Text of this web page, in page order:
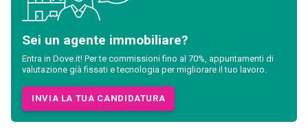
Sei un agente immobiliare?
Entra in Dove.it! Per te commissioni fino al 70%, appuntamenti di
valutazione già fissati e tecnologia per migliorare il tuo lavoro.
INVIA LA TUA CANDIDATURA